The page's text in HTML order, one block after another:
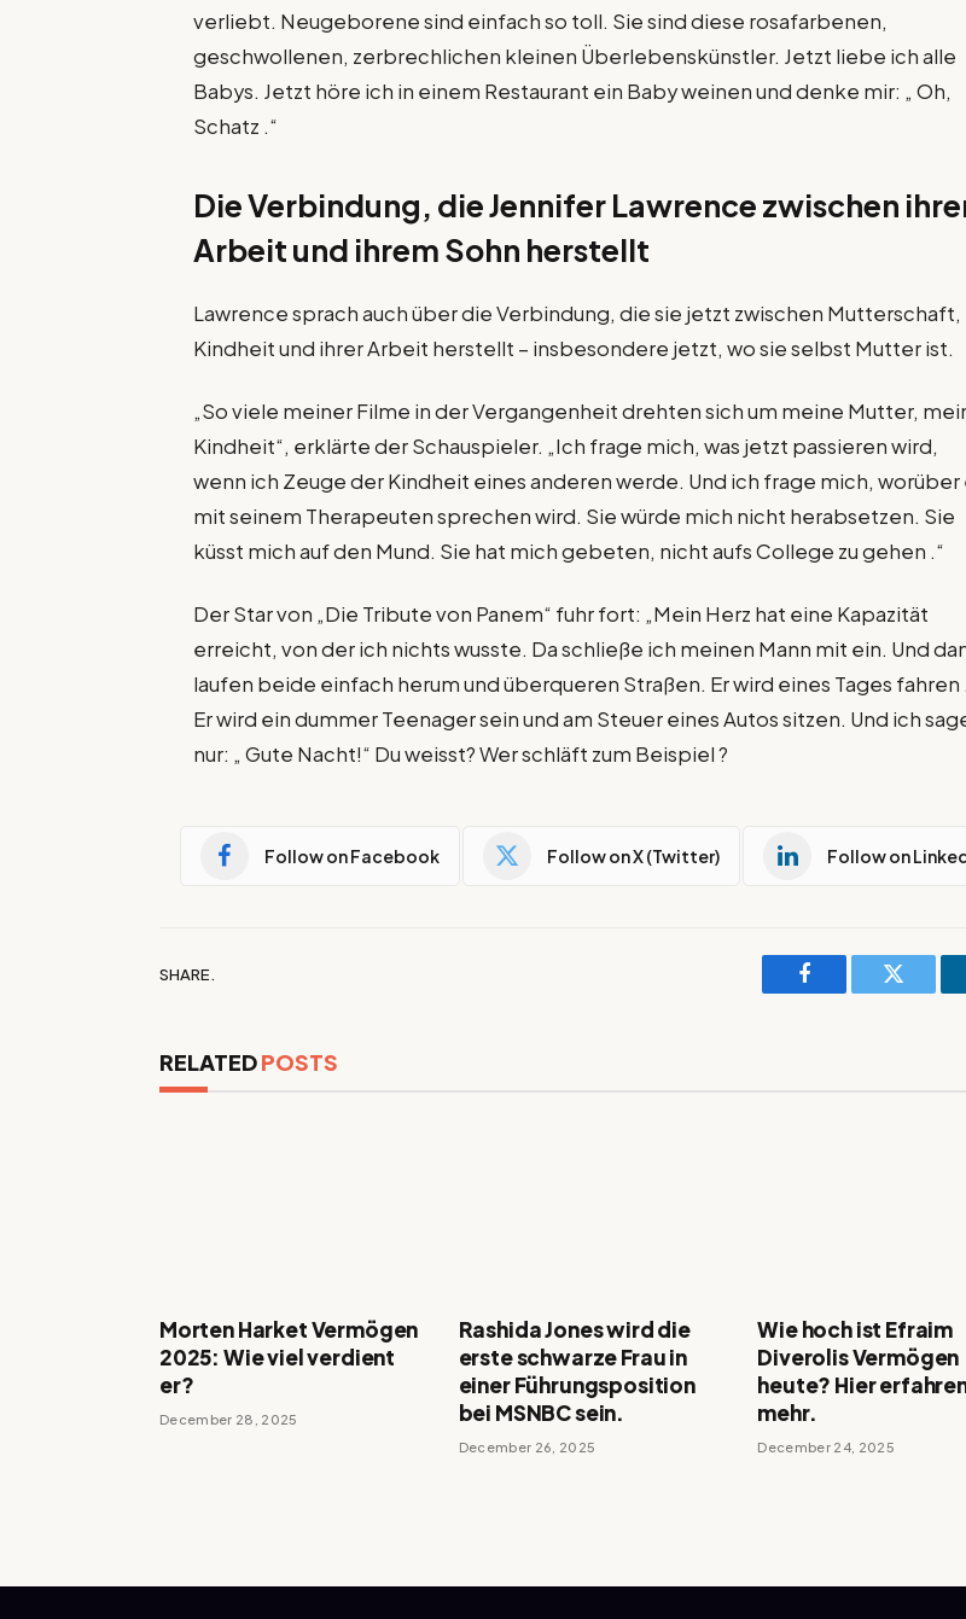
verliebt. Neugeborene sind einfach so toll. Sie sind diese rosafarbenen,
geschwollenen, zerbrechlichen kleinen Überlebenskünstler. Jetzt liebe ich alle
Babys. Jetzt höre ich in einem Restaurant ein Baby weinen und denke mir: „ Oh,
Schatz .“
Die Verbindung, die Jennifer Lawrence zwischen
Arbeit und ihrem Sohn herstellt
Lawrence sprach auch über die Verbindung, die sie jetzt zwischen Mutterschaft,
Kindheit und ihrer Arbeit herstellt – insbesondere jetzt, wo sie selbst Mutter ist.
„So viele meiner Filme in der Vergangenheit drehten sich um meine Mutter,
Kindheit“, erklärte der Schauspieler. „Ich frage mich, was jetzt passieren wird,
wenn ich Zeuge der Kindheit eines anderen werde. Und ich frage mich, worüber
mit seinem Therapeuten sprechen wird. Sie würde mich nicht herabsetzen. Sie
küsst mich auf den Mund. Sie hat mich gebeten, nicht aufs College zu gehen .“
Der Star von „Die Tribute von Panem“ fuhr fort: „Mein Herz hat eine Kapazität
erreicht, von der ich nichts wusste. Da schließe ich meinen Mann mit ein. Und
laufen beide einfach herum und überqueren Straßen. Er wird eines Tages fahren .
Er wird ein dummer Teenager sein und am Steuer eines Autos sitzen. Und ich
nur: „ Gute Nacht!“ Du weisst? Wer schläft zum Beispiel ?
Follow on Facebook Follow on X (Twitter) Follow on
SHARE.
Facebook Twitter
RELATEDPOSTS
Morten Harket Vermögen
2025: Wie viel verdient
er?
December 28, 2025
Rashida Jones wird die
erste schwarze Frau in
einer Führungsposition
bei MSNBC sein.
December 26, 2025
Wie hoch ist Efraim
Diverolis Vermögen
heute? Hier
mehr.
December 24, 2025